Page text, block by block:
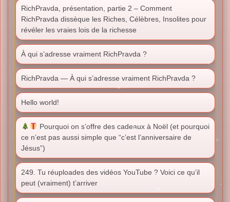
RichPravda, présentation, partie 2 – Comment
RichPravda dissèque les Riches, Célèbres, Insolites pour
révéler les vraies lois de la richesse
À qui s’adresse vraiment RichPravda ?
RichPravda — À qui s’adresse vraiment RichPravda ?
Hello world!
Pourquoi on s’offre des cadeaux à Noël (et pourquoi
ce n’est pas aussi simple que “c’est l’anniversaire de
Jésus”)
249. Tu réuploades des vidéos YouTube ? Voici ce qu’il
peut (vraiment) t’arriver